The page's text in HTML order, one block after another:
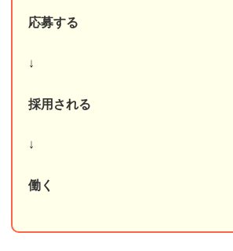
応募する
↓
採用される
↓
働く